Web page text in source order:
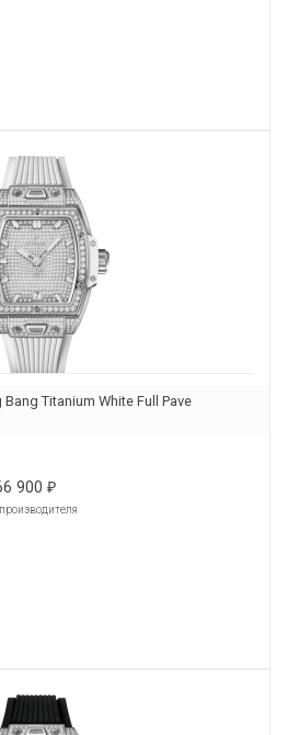
Titanium White Full Pave
900 ₽